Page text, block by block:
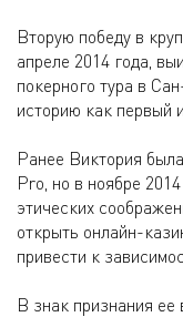
Вторую победу в
апреле 2014 года,
покерного тура в
историю как первый
Ранее Виктория
Pro, но в ноябре
этических
открыть онлайн-
привести к
В знак признания ее